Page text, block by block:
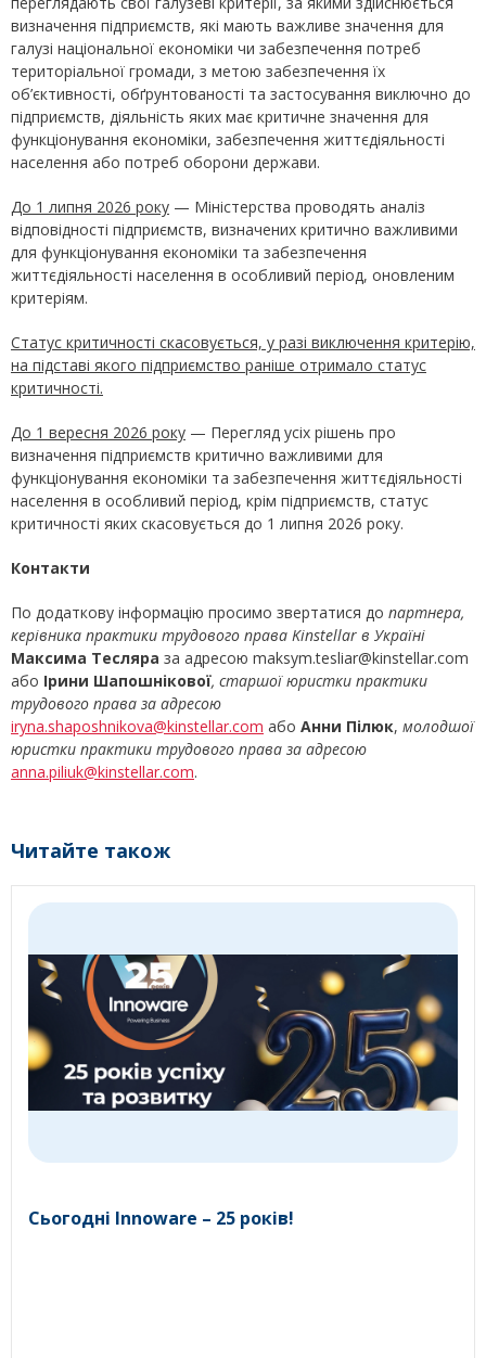
визначення підприємств, які мають важливе значення для
галузі національної економіки чи забезпечення потреб
територіальної громади, з метою забезпечення їх
об’єктивності, обґрунтованості та застосування виключно до
підприємств, діяльність яких має критичне значення для
функціонування економіки, забезпечення життєдіяльності
населення або потреб оборони держави.
До 1 липня 2026 року — Міністерства проводять аналіз
відповідності підприємств, визначених критично важливими
для функціонування економіки та забезпечення
життєдіяльності населення в особливий період, оновленим
критеріям.
Статус критичності скасовується, у разі виключення критерію,
на підставі якого підприємство раніше отримало статус
критичності.
До 1 вересня 2026 року — Перегляд усіх рішень про
визначення підприємств критично важливими для
функціонування економіки та забезпечення життєдіяльності
населення в особливий період, крім підприємств, статус
критичності яких скасовується до 1 липня 2026 року.
Контакти
По додаткову інформацію просимо звертатися до партнера,
керівника практики трудового права Kinstellar в Україні
Максима Тесляра за адресою maksym.tesliar@kinstellar.com
або Ірини Шапошнікової, старшої юристки практики
трудового права за адресою
iryna.shaposhnikova@kinstellar.com або Анни Пілюк, молодшої
юристки практики трудового права за адресою
anna.piliuk@kinstellar.com.
Читайте також
Сьогодні Innoware – 25 років!